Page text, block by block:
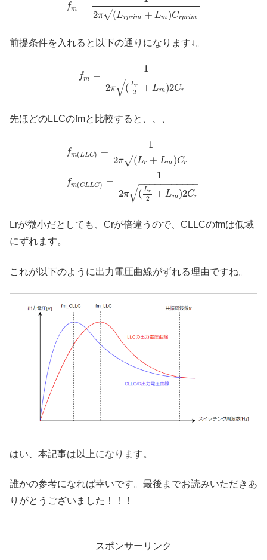
fm =
2π (Lrprim + Lm )Crprim
− −
−−−−−−−−−−−−−−
√
前提条件を入れると以下の通りになります↓。
fm =
1
2π ( Lr
2 + Lm )2Cr
− −
−−−−−−−−−
√
先ほどのLLCのfmと比較すると、、、
fm(LLC) =
1
2π (Lr + Lm )Cr
− −
−−−−−−−−
√
fm(CLLC) =
1
2π ( Lr
2 + Lm )2Cr
− −
−−−−−−−−−
√
Lrが微小だとしても、Crが倍違うので、CLLCのfmは低域
にずれます。
これが以下のように出力電圧曲線がずれる理由ですね。
はい、本記事は以上になります。
誰かの参考になれば幸いです。最後までお読みいただきあ
りがとうございました！！！
スポンサーリンク